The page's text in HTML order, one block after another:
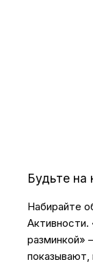
Будьте на
Набирайте
разминкой»
показывают,